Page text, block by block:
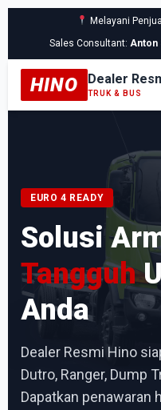
Melayani
Sales Consultant:Anton
HINO Dealer
TRUK & BUS
EURO 4 READY
Solusi
Tangguh
Anda
Dealer Resmi Hino
Dutro, Ranger, Dump
Dapatkan penawaran